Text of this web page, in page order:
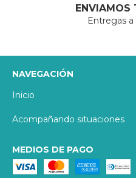
ENVIAMOS
Entregas
NAVEGACIÓN
Inicio
Acompañando situaciones
MEDIOS DE PAGO